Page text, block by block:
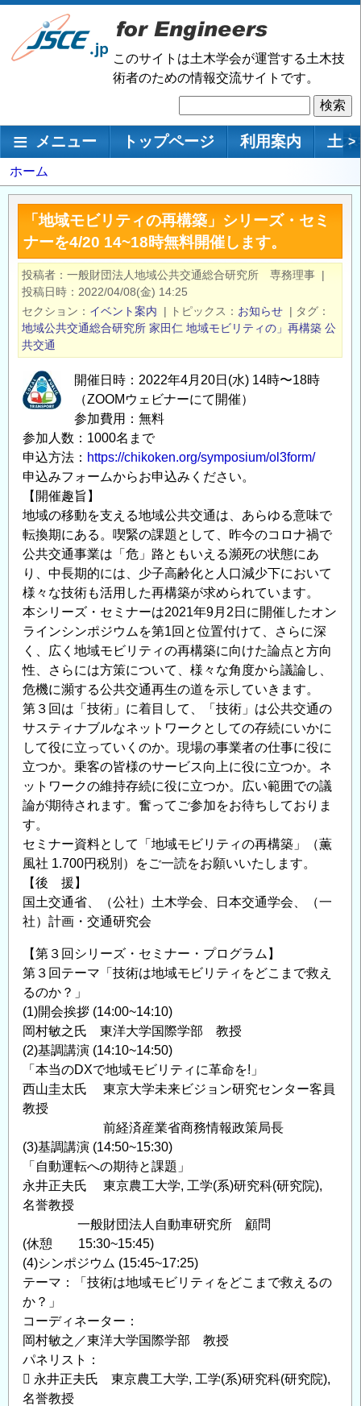
メ
ン
移
このサイトは土木学会が運営する土木技
術者のための情報交流サイトです。
索
メインナビゲーション
メニュー トップページ 利用案内 土 >
パ
ン
ず
ホーム
「地域モビリティの再構築」シリーズ・セミ
ナーを4/20 14~18時無料開催します。
投稿者 一般財団法人地域公共交通総合研究所 専務理事 |
投稿日時
2022/04/08(金) 14:25
セクション
イベント案内 | トピックス お知らせ | タグ
地域公共交通総合研究所 家田仁 地域モビリティの」再構築 公
共交通
開催日時：2022年4月20日(水) 14時〜18時
（ZOOMウェビナーにて開催）
参加費用：無料
参加人数：1000名まで
申込方法： https://chikoken.org/symposium/ol3form/
申込みフォームからお申込みください。
【開催趣旨】
地域の移動を支える地域公共交通は、あらゆる意味で
転換期にある。喫緊の課題として、昨今のコロナ禍で
公共交通事業は「危」路ともいえる瀕死の状態にあ
り、中長期的には、少子高齢化と人口減少下において
様々な技術も活用した再構築が求められています。
本シリーズ・セミナーは2021年9月2日に開催したオン
ラインシンポジウムを第1回と位置付けて、さらに深
く、広く地域モビリティの再構築に向けた論点と方向
性、さらには方策について、様々な角度から議論し、
危機に瀕する公共交通再生の道を示していきます。
第３回は「技術」に着目して、「技術」は公共交通の
サスティナブルなネットワークとしての存続にいかに
して役に立っていくのか。現場の事業者の仕事に役に
立つか。乗客の皆様のサービス向上に役に立つか。ネ
ットワークの維持存続に役に立つか。広い範囲での議
論が期待されます。奮ってご参加をお待ちしておりま
す。
セミナー資料として「地域モビリティの再構築」（薫
風社 1.700円税別）をご一読をお願いいたします。
【後 援】
国土交通省、（公社）土木学会、日本交通学会、（一
社）計画・交通研究会
【第３回シリーズ・セミナー・プログラム】
第３回テーマ「技術は地域モビリティをどこまで救え
るのか？」
(1)開会挨拶 (14:00~14:10)
岡村敏之氏 東洋大学国際学部 教授
(2)基調講演 (14:10~14:50)
「本当のDXで地域モビリティに革命を!」
西山圭太氏 東京大学未来ビジョン研究センター客員
教授
前経済産業省商務情報政策局長
(3)基調講演 (14:50~15:30)
「自動運転への期待と課題」
永井正夫氏 東京農工大学, 工学(系)研究科(研究院),
名誉教授
一般財団法人自動車研究所 顧問
(休憩 15:30~15:45)
(4)シンポジウム (15:45~17:25)
テーマ：「技術は地域モビリティをどこまで救えるの
か？」
コーディネーター：
岡村敏之／東洋大学国際学部 教授
パネリスト：
 永井正夫氏 東京農工大学, 工学(系)研究科(研究院),
名誉教授